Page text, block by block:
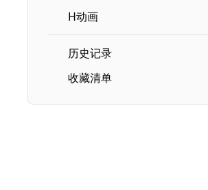
H动画
历史记录
收藏清单